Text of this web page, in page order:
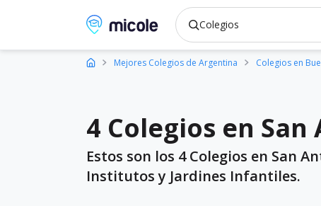
Micole, buscador de colegios
Mejores Colegios de Argentina Colegios en
4 Colegios en
Estos son los 4 Colegios en San
Institutos y Jardines Infantiles.